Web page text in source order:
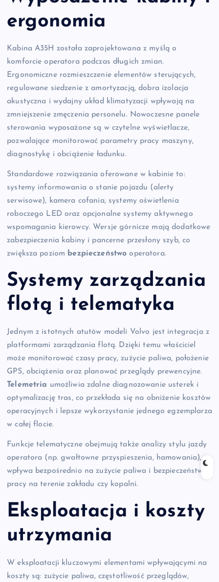
ergonomia
Kabina A35H została zaprojektowana z myślą o
komforcie operatora podczas długich zmian.
Ergonomiczne rozmieszczenie elementów sterujących,
regulowane siedzenie z amortyzacją, dobra izolacja
akustyczna i wydajny układ klimatyzacji wpływają na
zmniejszenie zmęczenia personelu. Nowoczesne panele
sterowania wyposażone są w czytelne wyświetlacze,
pozwalające monitorować parametry pracy maszyny,
diagnostykę i obciążenie ładunku.
Standardowe rozwiązania oferowane w kabinie to:
systemy informowania o stanie pojazdu (alerty
serwisowe), kamera cofania, systemy oświetlenia
roboczego LED oraz opcjonalne systemy aktywnego
wspomagania kierowcy. Wersje górnicze mają dodatkowe
zabezpieczenia kabiny i pancerne przesłony szyb, co
zwiększa poziom bezpieczeństwo operatora.
Systemy zarządzania
flotą i telematyka
Jednym z istotnych atutów modeli Volvo jest integracja z
platformami zarządzania flotą. Dzięki temu właściciel
może monitorować czasy pracy, zużycie paliwa, położenie
GPS, obciążenia oraz planować przeglądy prewencyjne.
Telemetria umożliwia zdalne diagnozowanie usterek i
optymalizację tras, co przekłada się na obniżenie kosztów
operacyjnych i lepsze wykorzystanie jednego egzemplarza
w całej flocie.
Funkcje telematyczne obejmują także analizy stylu jazdy
operatora (np. gwałtowne przyspieszenia, hamowania), co
wpływa bezpośrednio na zużycie paliwa i bezpieczeństwo
pracy na terenie zakładu czy kopalni.
Eksploatacja i koszty
utrzymania
W eksploatacji kluczowymi elementami wpływającymi na
koszty są: zużycie paliwa, częstotliwość przeglądów,